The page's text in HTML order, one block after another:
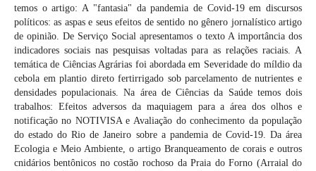
temos o artigo: A "fantasia" da pandemia de Covid-19 em discursos
políticos: as aspas e seus efeitos de sentido no gênero jornalístico artigo
de opinião. De Serviço Social apresentamos o texto A importância dos
indicadores sociais nas pesquisas voltadas para as relações raciais. A
temática de Ciências Agrárias foi abordada em Severidade do míldio da
cebola em plantio direto fertirrigado sob parcelamento de nutrientes e
densidades populacionais. Na área de Ciências da Saúde temos dois
trabalhos: Efeitos adversos da maquiagem para a área dos olhos e
notificação no NOTIVISA e Avaliação do conhecimento da população
do estado do Rio de Janeiro sobre a pandemia de Covid-19. Da área
Ecologia e Meio Ambiente, o artigo Branqueamento de corais e outros
cnidários bentônicos no costão rochoso da Praia do Forno (Arraial do